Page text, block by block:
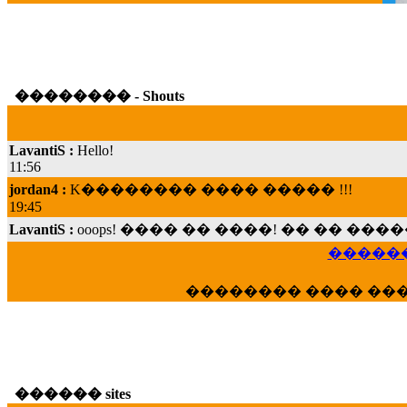
�������� - Shouts
11:56
jordan4 :
19:45
LavantiS :
���; ���� ��� ��� �������� ����
veronica :E���� 2012 ��� ����� ���
�������� ����
������ sites